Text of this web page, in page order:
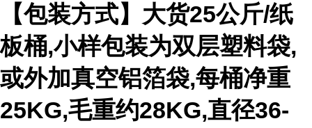
【包装方式】大货25公斤/纸
板桶,小样包装为双层塑料袋,
或外加真空铝箔袋,每桶净重
25KG,毛重约28KG,直径36-